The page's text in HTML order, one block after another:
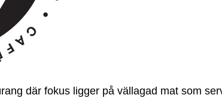
där fokus ligger på vällagad mat som